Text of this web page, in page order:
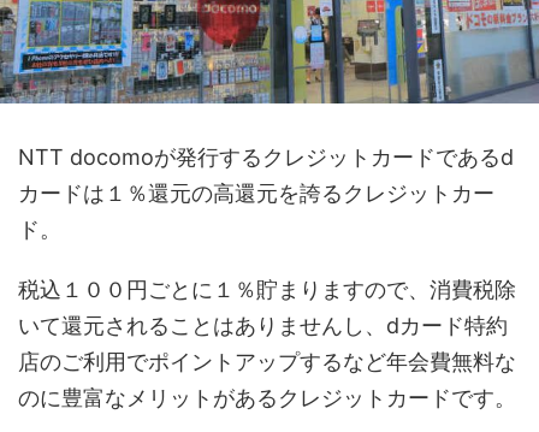
NTT docomoが発行するクレジットカードであるd
カードは１％還元の高還元を誇るクレジットカー
ド。
税込１００円ごとに１％貯まりますので、消費税除
いて還元されることはありませんし、dカード特約
店のご利用でポイントアップするなど年会費無料な
のに豊富なメリットがあるクレジットカードです。